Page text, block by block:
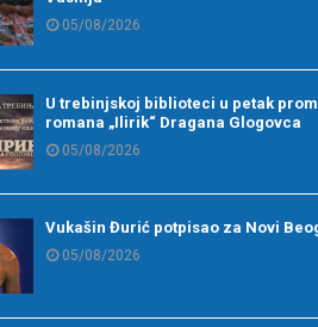
05/08/2026
U trebinjskoj biblioteci u petak
romana „Ilirik“ Dragana Glogovca
05/08/2026
Vukašin Đurić potpisao za Novi
05/08/2026